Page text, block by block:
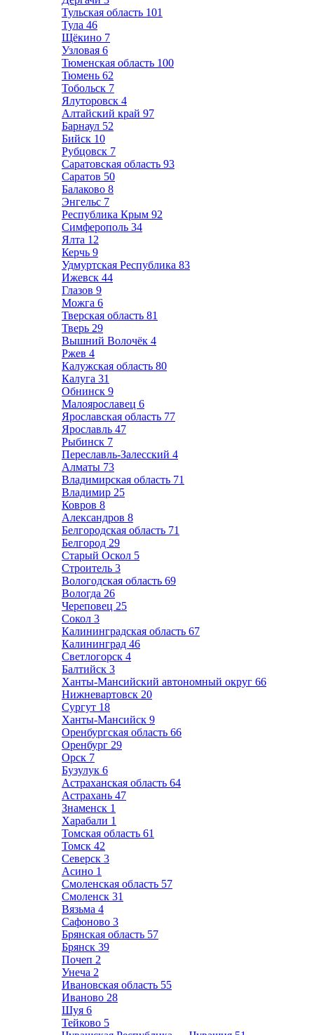
Тульская область 101
Тула 46
Щёкино 7
Узловая 6
Тюменская область 100
Тюмень 62
Тобольск 7
Ялуторовск 4
Алтайский край 97
Барнаул 52
Бийск 10
Рубцовск 7
Саратовская область 93
Саратов 50
Балаково 8
Энгельс 7
Республика Крым 92
Симферополь 34
Ялта 12
Керчь 9
Удмуртская Республика 83
Ижевск 44
Глазов 9
Можга 6
Тверская область 81
Тверь 29
Вышний Волочёк 4
Ржев 4
Калужская область 80
Калуга 31
Обнинск 9
Малоярославец 6
Ярославская область 77
Ярославль 47
Рыбинск 7
Переславль-Залесский 4
Алматы 73
Владимирская область 71
Владимир 25
Ковров 8
Александров 8
Белгородская область 71
Белгород 29
Старый Оскол 5
Строитель 3
Вологодская область 69
Вологда 26
Череповец 25
Сокол 3
Калининградская область 67
Калининград 46
Светлогорск 4
Балтийск 3
Ханты-Мансийский автономный округ 66
Нижневартовск 20
Сургут 18
Ханты-Мансийск 9
Оренбургская область 66
Оренбург 29
Орск 7
Бузулук 6
Астраханская область 64
Астрахань 47
Знаменск 1
Харабали 1
Томская область 61
Томск 42
Северск 3
Асино 1
Смоленская область 57
Смоленск 31
Вязьма 4
Сафоново 3
Брянская область 57
Брянск 39
Почеп 2
Унеча 2
Ивановская область 55
Иваново 28
Шуя 6
Тейково 5